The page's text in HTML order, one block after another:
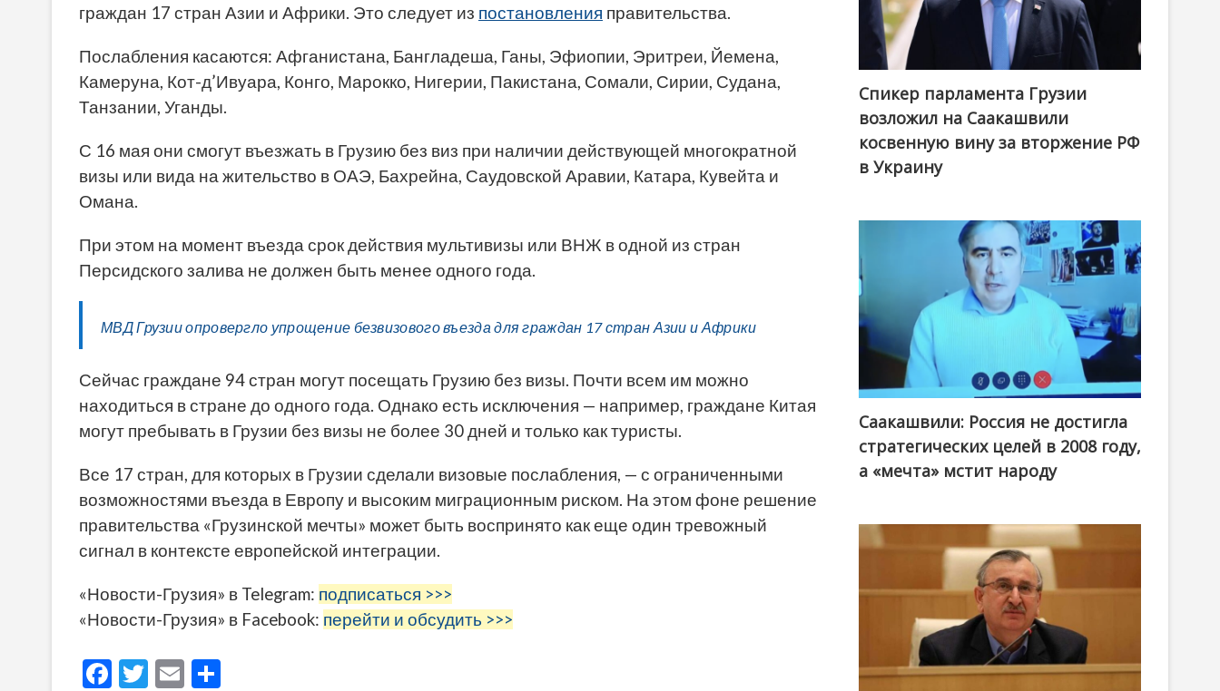
граждан 17 стран Азии и Африки. Это следует из постановления правительства.
Послабления касаются: Афганистана, Бангладеша, Ганы, Эфиопии, Эритреи, Йемена,
Камеруна, Кот-д’Ивуара, Конго, Марокко, Нигерии, Пакистана, Сомали, Сирии, Судана,
Танзании, Уганды.
С 16 мая они смогут въезжать в Грузию без виз при наличии действующей многократной
визы или вида на жительство в ОАЭ, Бахрейна, Саудовской Аравии, Катара, Кувейта и
Омана.
При этом на момент въезда срок действия мультивизы или ВНЖ в одной из стран
Персидского залива не должен быть менее одного года.
МВД Грузии опровергло упрощение безвизового въезда для граждан 17 стран Азии и Африки
Сейчас граждане 94 стран могут посещать Грузию без визы. Почти всем им можно
находиться в стране до одного года. Однако есть исключения — например, граждане Китая
могут пребывать в Грузии без визы не более 30 дней и только как туристы.
Все 17 стран, для которых в Грузии сделали визовые послабления, — с ограниченными
возможностями въезда в Европу и высоким миграционным риском. На этом фоне решение
правительства «Грузинской мечты» может быть воспринято как еще один тревожный
сигнал в контексте европейской интеграции.
«Новости-Грузия» в Telegram: подписаться >>>
«Новости-Грузия» в Facebook: перейти и обсудить >>>
F
T
E
Спикер парламента Грузии
возложил на Саакашвили
косвенную вину за вторжение РФ
в Украину
Саакашвили: Россия не достигла
стратегических целей в 2008 году,
а «мечта» мстит народу